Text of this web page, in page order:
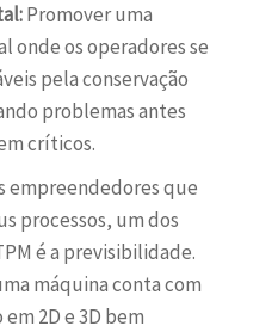
Promover uma
onde os operadores se
pela conservação
problemas antes
críticos.
empreendedores que
processos, um dos
é a previsibilidade.
máquina conta com
2D e 3D bem